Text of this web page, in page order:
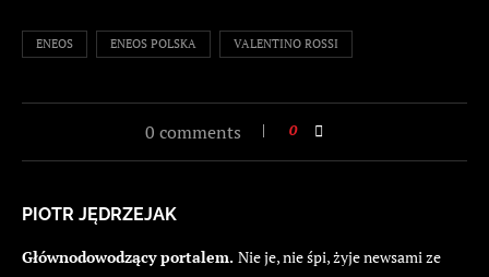
ENEOS ENEOS POLSKA VALENTINO ROSSI
0 comments 0
PIOTR JĘDRZEJAK
Głównodowodzący portalem. Nie je, nie śpi, żyje newsami ze